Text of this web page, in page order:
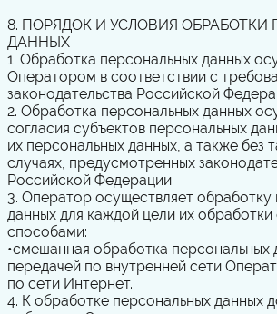
8. ПОРЯДОК И УСЛОВИЯ ОБРАБОТКИ
ДАННЫХ
1. Обработка персональных данных
Оператором в соответствии с
законодательства Российской
2. Обработка персональных данных
согласия субъектов персональных
их персональных данных, а также без
случаях, предусмотренных
Российской Федерации.
3. Оператор осуществляет обработку
данных для каждой цели их
способами:
•смешанная обработка персональных
передачей по внутренней сети
по сети Интернет.
4. К обработке персональных данных